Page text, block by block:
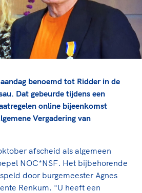
kader
Kalender
Experts
Centre
LA28
LA28
2027
topsport
benoemd tot Ridder in de
Dat gebeurde tijdens een
online bijeenkomst
Vergadering van
afscheid als algemeen
NOC*NSF. Het bijbehorende
door burgemeester Agnes
Renkum. "U heeft een